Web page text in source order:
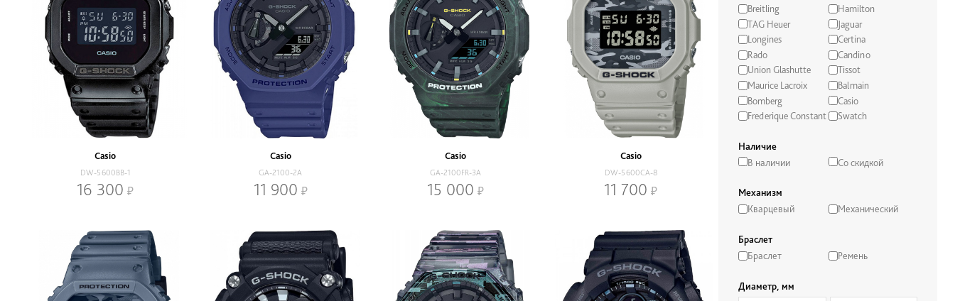
Breitling
TAG Heuer
Longines
Rado
Union Glashutte
Maurice Lacroix
Bomberg
Frederique Constant
Hamilton
Jaguar
Certina
Candino
Tissot
Balmain
Casio
Swatch
Наличие
В наличии
Со скидкой
Механизм
Кварцевый
Механический
Браслет
Браслет
Ремень
Диаметр, мм
Casio
DW-5600BB-1
16 300
Casio
GA-2100-2A
11 900
Casio
GA-2100FR-3A
15 000
Casio
DW-5600CA-8
11 700